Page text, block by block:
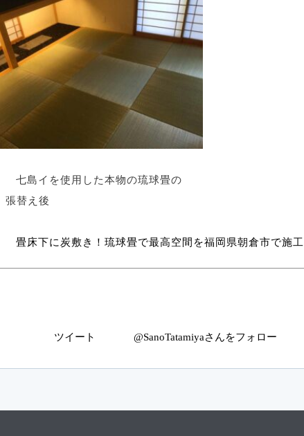
七島イを使用した本物の琉球畳の
張替え後
畳床下に炭敷き！琉球畳で最高空間を福岡県朝倉市で施工
ツイート @SanoTatamiyaさんをフォロー